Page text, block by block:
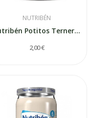
NUTRIBÉN
Nutribén Potitos Ternera con Patatas y...
2,00 €